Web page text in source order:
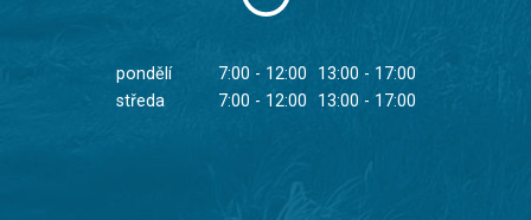
pondělí 7:00 - 12:00
13:00 - 17:00
středa
7:00 - 12:00 13:00 - 17:00